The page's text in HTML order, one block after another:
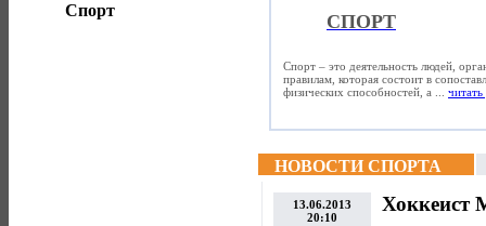
Спорт
СПОРТ
Спорт – это деятельность людей,
правилам, которая состоит в
физических способностей, а ... читать
НОВОСТИ СПОРТА
13.06.2013
20:10
Хоккеист